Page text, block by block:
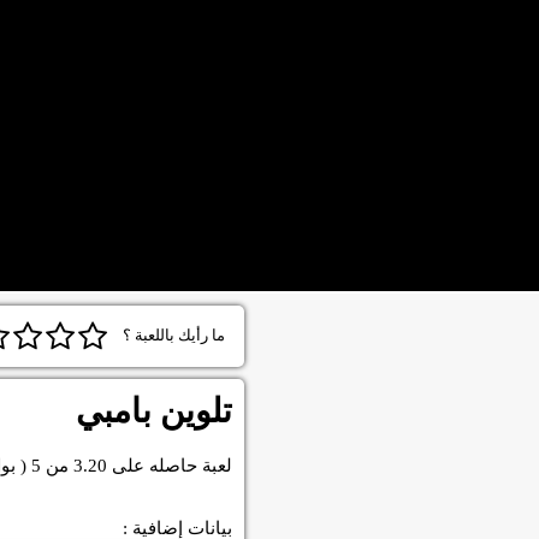
ما رأيك باللعبة ؟
تلوين بامبي
لعبة حاصله على 3.20 من 5
(
بيانات إضافية :